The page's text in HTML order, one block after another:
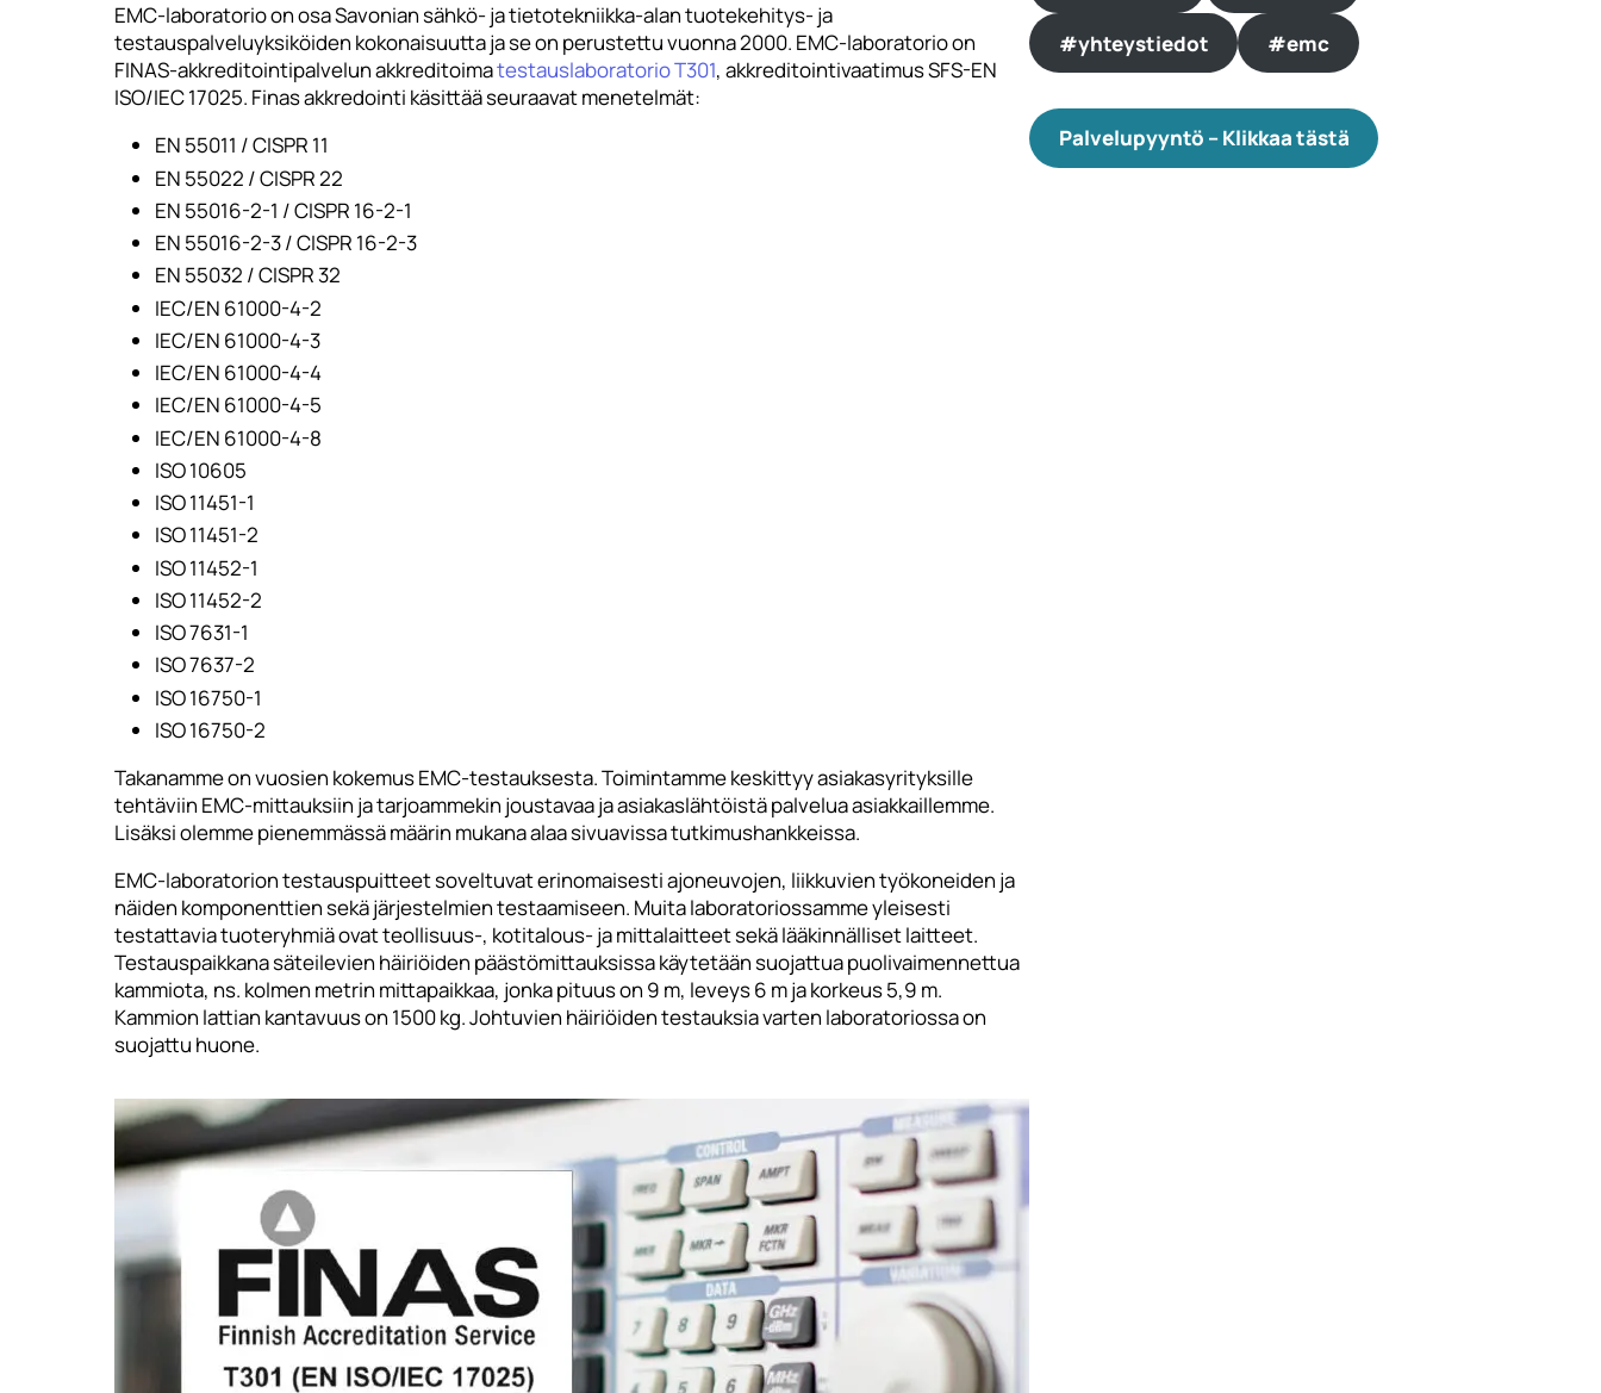
EMC-laboratorio on osa Savonian sähkö- ja tietotekniikka-alan tuotekehitys- ja
testauspalveluyksiköiden kokonaisuutta ja se on perustettu vuonna 2000. EMC-laboratorio on
FINAS-akkreditointipalvelun akkreditoimatestauslaboratorio T301, akkreditointivaatimus SFS-EN
ISO/IEC 17025. Finas akkredointi käsittää seuraavat menetelmät:
EN 55011 / CISPR 11
EN 55022 / CISPR 22
EN 55016-2-1 / CISPR 16-2-1
EN 55016-2-3 / CISPR 16-2-3
EN 55032 / CISPR 32
IEC/EN 61000-4-2
IEC/EN 61000-4-3
IEC/EN 61000-4-4
IEC/EN 61000-4-5
IEC/EN 61000-4-8
ISO 10605
ISO 11451-1
ISO 11451-2
ISO 11452-1
ISO 11452-2
ISO 7631-1
ISO 7637-2
ISO 16750-1
ISO 16750-2
Takanamme on vuosien kokemus EMC-testauksesta. Toimintamme keskittyy asiakasyrityksille
tehtäviin EMC-mittauksiin ja tarjoammekin joustavaa ja asiakaslähtöistä palvelua asiakkaillemme.
Lisäksi olemme pienemmässä määrin mukana alaa sivuavissa tutkimushankkeissa.
EMC-laboratorion testauspuitteet soveltuvat erinomaisesti ajoneuvojen, liikkuvien työkoneiden ja
näiden komponenttien sekä järjestelmien testaamiseen. Muita laboratoriossamme yleisesti
testattavia tuoteryhmiä ovat teollisuus-, kotitalous- ja mittalaitteet sekä lääkinnälliset laitteet.
Testauspaikkana säteilevien häiriöiden päästömittauksissa käytetään suojattua puolivaimennettua
kammiota, ns. kolmen metrin mittapaikkaa, jonka pituus on 9 m, leveys 6 m ja korkeus 5,9 m.
Kammion lattian kantavuus on 1500 kg. Johtuvien häiriöiden testauksia varten laboratoriossa on
suojattu huone.
#yhteystiedot #emc
Palvelupyyntö – Klikkaa tästä